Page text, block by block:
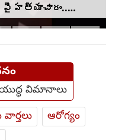
హత్యాచారం..
వెళ్లిన తల్లి..
విమానాలు
వార్తలు
ఆరోగ్యం